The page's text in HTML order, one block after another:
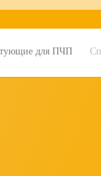
для ПЧП